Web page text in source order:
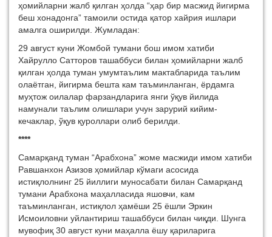
ҳомийларни жалб қилган ҳолда “ҳар бир масжид йигирма
беш хонадонга” тамоили остида қатор хайрия ишлари
амалга оширилди. Жумладан:
29 август куни Жомбой тумани бош имом хатиби
Хайрулло Сатторов ташаббуси билан ҳомийларни жалб
қилган ҳолда туман умумтаълим мактабларида таълим
олаётган, йигирма бешта кам таъминланган, ёрдамга
муҳтож оилалар фарзандларига янги ўқув йилида
намунали таълим олишлари учун зарурий кийим-
кечаклар, ўқув қуроллари олиб берилди.
****
Самарқанд туман “Арабхона” жоме масжиди имом хатиби
Равшанхон Азизов ҳомийлар кўмаги асосида
истиқлолнинг 25 йиллиги муносабати билан Самарқанд
тумани Арабхона маҳалласида яшовчи, кам
таъминланган, истиқлол ҳамёши 25 ёшли Эркин
Исмоиловни уйлантириш ташаббуси билан чиқди. Шунга
мувофиқ 30 август куни маҳалла ёшу қариларига